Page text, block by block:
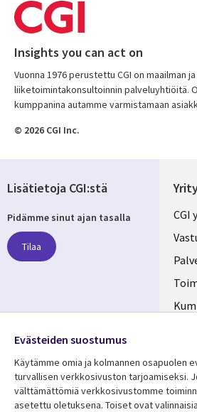
Insights you can act on
Vuonna 1976 perustettu CGI on maailman
liiketoimintakonsultoinnin palveluyhtiöitä.
kumppanina autamme varmistamaan
© 2026 CGI Inc.
CGI
Lisätietoja CGI:stä
Pidämme sinut ajan tasalla
Tilaa
Media
FINLAND
Evästeiden suostumus
Käytämme omia ja kolmannen osapuolen
turvallisen verkkosivuston tarjoamiseksi.
välttämättömiä verkkosivustomme
asetettu oletuksena. Toiset ovat